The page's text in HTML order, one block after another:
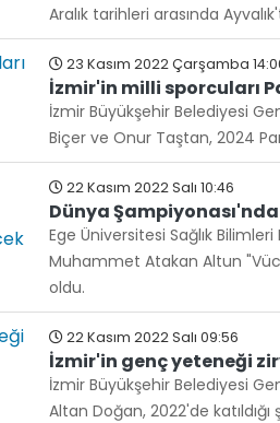
Aralık tarihleri arasında
23 Kasım 2022 Çarşamba
İzmir'in milli sporcuları
İzmir Büyükşehir Belediyesi
Biçer ve Onur Taştan, 2024
22 Kasım 2022 Salı 10:46
Dünya
Ege Üniversitesi Sağlık
Muhammet Atakan Altun
oldu.
22 Kasım 2022 Salı 09:56
İzmir'in genç yeteneği
İzmir Büyükşehir Belediyesi
Altan Doğan, 2022'de